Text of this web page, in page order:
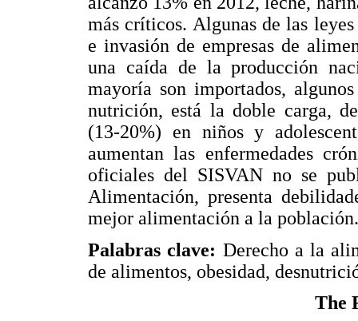
más críticos. Algunas de las
e invasión de empresas de
una caída de la producción
mayoría son importados,
nutrición, está la doble carga,
(13-20%) en niños y
aumentan las enfermedades
oficiales del SISVAN no se
Alimentación, presenta
mejor alimentación a la población.
Palabras clave: Derecho a la
de alimentos, obesidad,
The